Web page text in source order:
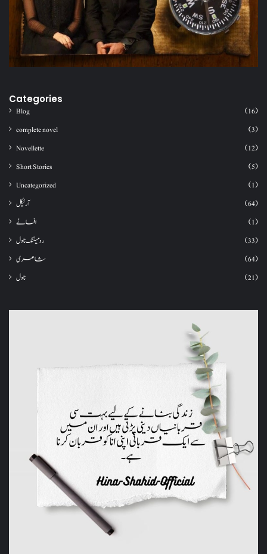
Categories
Blog
(16)
complete novel
(3)
Novellette
(12)
Short Stories
(5)
Uncategorized
(1)
آرٹیکل
(64)
افسانے
(1)
رومینٹک ناول
(33)
شاعری
(64)
ناول
(21)